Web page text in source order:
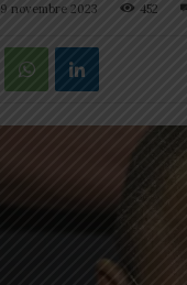
9 novembre 2023 452